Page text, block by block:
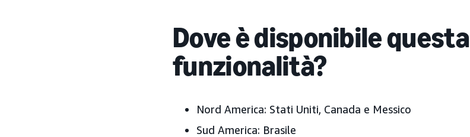
Dove è disponibile questa
funzionalità?
Nord America: Stati Uniti, Canada e Messico
Sud America: Brasile